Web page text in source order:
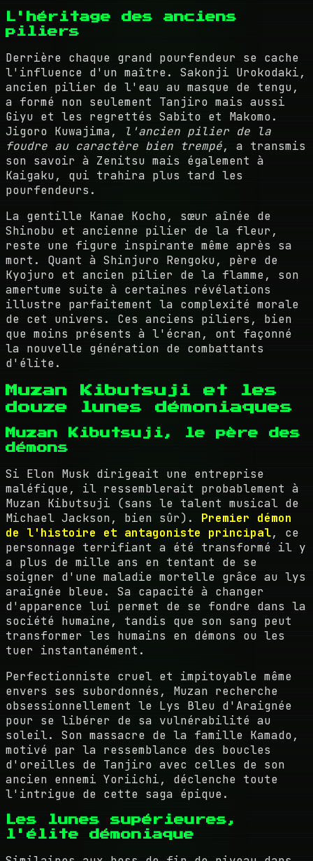
L'héritage des anciens
piliers
Derrière chaque grand pourfendeur se cache
l'influence d'un maître. Sakonji Urokodaki,
ancien pilier de l'eau au masque de tengu,
a formé non seulement Tanjiro mais aussi
Giyu et les regrettés Sabito et Makomo.
Jigoro Kuwajima,
l'ancien pilier de la
foudre au caractère bien trempé, a transmis
son savoir à Zenitsu mais également à
Kaigaku, qui trahira plus tard les
pourfendeurs.
La gentille Kanae Kocho, sœur aînée de
Shinobu et ancienne pilier de la fleur,
reste une figure inspirante même après sa
mort. Quant à Shinjuro Rengoku, père de
Kyojuro et ancien pilier de la flamme, son
amertume suite à certaines révélations
illustre parfaitement la complexité morale
de cet univers. Ces anciens piliers, bien
que moins présents à l'écran, ont façonné
la nouvelle génération de combattants
d'élite.
Muzan Kibutsuji et les
douze lunes démoniaques
Muzan Kibutsuji, le père des
démons
Si Elon Musk dirigeait une entreprise
maléfique, il ressemblerait probablement à
Muzan Kibutsuji (sans le talent musical de
Michael Jackson, bien sûr). Premier démon
de l'histoire et antagoniste principal, ce
personnage terrifiant a été transformé il y
a plus de mille ans en tentant de se
soigner d'une maladie mortelle grâce au lys
araignée bleue. Sa capacité à changer
d'apparence lui permet de se fondre dans la
société humaine, tandis que son sang peut
transformer les humains en démons ou les
tuer instantanément.
Perfectionniste cruel et impitoyable même
envers ses subordonnés, Muzan recherche
obsessionnellement le Lys Bleu d'Araignée
pour se libérer de sa vulnérabilité au
soleil. Son massacre de la famille Kamado,
motivé par la ressemblance des boucles
d'oreilles de Tanjiro avec celles de son
ancien ennemi Yoriichi, déclenche toute
l'intrigue de cette saga épique.
Les lunes supérieures,
l'élite démoniaque